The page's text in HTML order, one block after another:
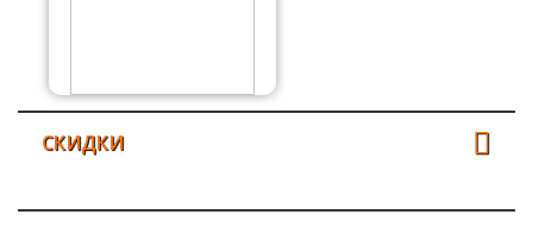
СКИДКИ